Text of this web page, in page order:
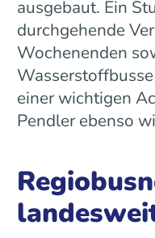
ausgebaut. Ein
durchgehende
Wochenenden
einer wichtigen
Pendler ebenso